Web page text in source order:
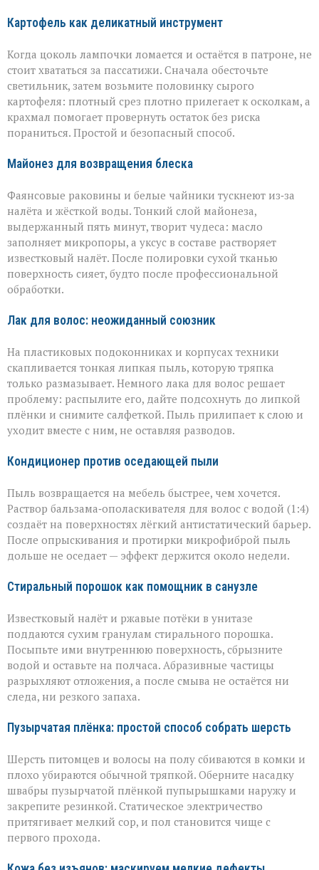
Картофель как деликатный инструмент
Когда цоколь лампочки ломается и остаётся в патроне, не
стоит хвататься за пассатижи. Сначала обесточьте
светильник, затем возьмите половинку сырого
картофеля: плотный срез плотно прилегает к осколкам, а
крахмал помогает провернуть остаток без риска
пораниться. Простой и безопасный способ.
Майонез для возвращения блеска
Фаянсовые раковины и белые чайники тускнеют из‑за
налёта и жёсткой воды. Тонкий слой майонеза,
выдержанный пять минут, творит чудеса: масло
заполняет микропоры, а уксус в составе растворяет
известковый налёт. После полировки сухой тканью
поверхность сияет, будто после профессиональной
обработки.
Лак для волос: неожиданный союзник
На пластиковых подоконниках и корпусах техники
скапливается тонкая липкая пыль, которую тряпка
только размазывает. Немного лака для волос решает
проблему: распылите его, дайте подсохнуть до липкой
плёнки и снимите салфеткой. Пыль прилипает к слою и
уходит вместе с ним, не оставляя разводов.
Кондиционер против оседающей пыли
Пыль возвращается на мебель быстрее, чем хочется.
Раствор бальзама‑ополаскивателя для волос с водой (1:4)
создаёт на поверхностях лёгкий антистатический барьер.
После опрыскивания и протирки микрофиброй пыль
дольше не оседает — эффект держится около недели.
Стиральный порошок как помощник в санузле
Известковый налёт и ржавые потёки в унитазе
поддаются сухим гранулам стирального порошка.
Посыпьте ими внутреннюю поверхность, сбрызните
водой и оставьте на полчаса. Абразивные частицы
разрыхляют отложения, а после смыва не остаётся ни
следа, ни резкого запаха.
Пузырчатая плёнка: простой способ собрать шерсть
Шерсть питомцев и волосы на полу сбиваются в комки и
плохо убираются обычной тряпкой. Оберните насадку
швабры пузырчатой плёнкой пупырышками наружу и
закрепите резинкой. Статическое электричество
притягивает мелкий сор, и пол становится чище с
первого прохода.